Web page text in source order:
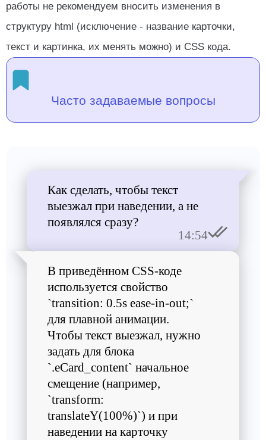
работы не рекомендуем вносить изменения в
структуру html (исключение - название карточки,
текст и картинка, их менять можно) и CSS кода.
Часто задаваемые вопросы
Как сделать, чтобы текст
выезжал при наведении, а не
появлялся сразу?
14:54
В приведённом CSS-коде
используется свойство
`transition: 0.5s ease-in-out;`
для плавной анимации.
Чтобы текст выезжал, нужно
задать для блока
`.eCard_content` начальное
смещение (например,
`transform:
translateY(100%)`) и при
наведении на карточку